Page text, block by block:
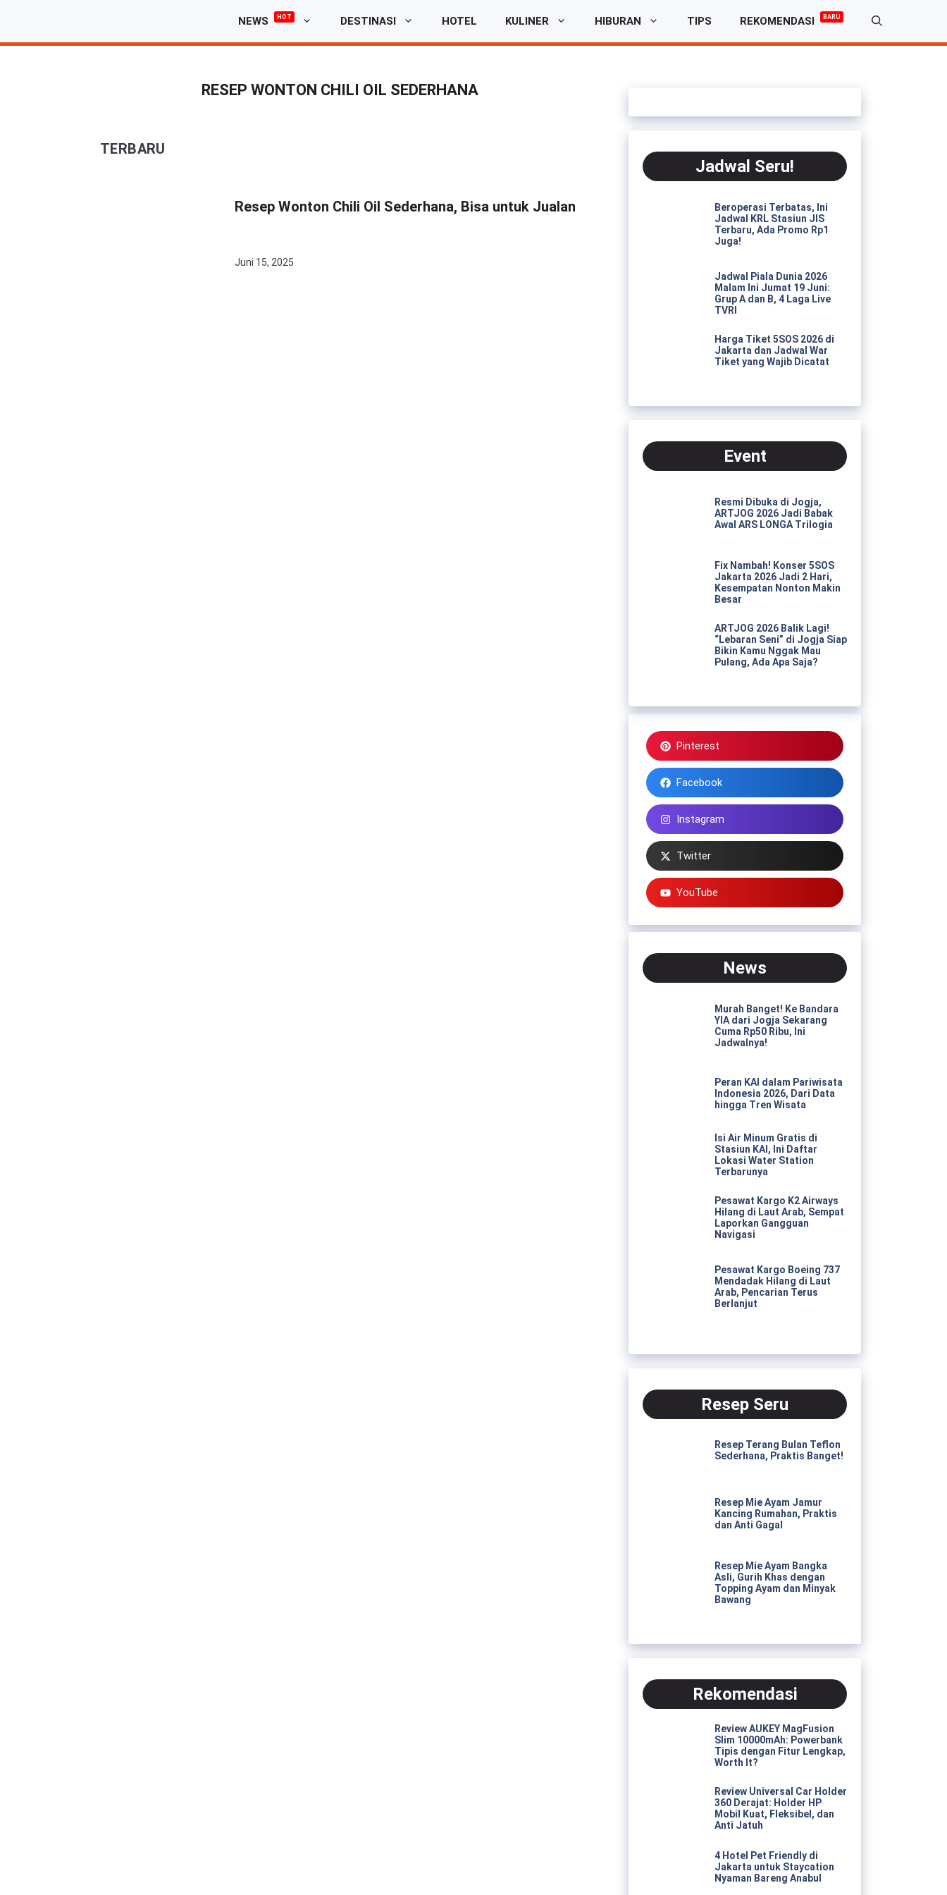
isi
NEWS HOT DESTINASI HOTEL KULINER HIBURAN TIPS REKOMENDASI BARU
RESEP WONTON CHILI OIL SEDERHANA
TERBARU
Resep Wonton Chili Oil Sederhana, Bisa untuk Jualan
Juni 15, 2025
Jadwal Seru!
Beroperasi Terbatas, Ini
Jadwal KRL Stasiun JIS
Terbaru, Ada Promo Rp1
Juga!
Jadwal Piala Dunia 2026
Malam Ini Jumat 19 Juni:
Grup A dan B, 4 Laga Live
TVRI
Harga Tiket 5SOS 2026 di
Jakarta dan Jadwal War
Tiket yang Wajib Dicatat
Event
Resmi Dibuka di Jogja,
ARTJOG 2026 Jadi Babak
Awal ARS LONGA Trilogia
Fix Nambah! Konser 5SOS
Jakarta 2026 Jadi 2 Hari,
Kesempatan Nonton Makin
Besar
ARTJOG 2026 Balik Lagi!
“Lebaran Seni” di Jogja Siap
Bikin Kamu Nggak Mau
Pulang, Ada Apa Saja?
Pinterest
Facebook
Instagram
Twitter
YouTube
News
Murah Banget! Ke Bandara
YIA dari Jogja Sekarang
Cuma Rp50 Ribu, Ini
Jadwalnya!
Peran KAI dalam Pariwisata
Indonesia 2026, Dari Data
hingga Tren Wisata
Isi Air Minum Gratis di
Stasiun KAI, Ini Daftar
Lokasi Water Station
Terbarunya
Pesawat Kargo K2 Airways
Hilang di Laut Arab, Sempat
Laporkan Gangguan
Navigasi
Pesawat Kargo Boeing 737
Mendadak Hilang di Laut
Arab, Pencarian Terus
Berlanjut
Resep Seru
Resep Terang Bulan Teflon
Sederhana, Praktis Banget!
Resep Mie Ayam Jamur
Kancing Rumahan, Praktis
dan Anti Gagal
Resep Mie Ayam Bangka
Asli, Gurih Khas dengan
Topping Ayam dan Minyak
Bawang
Rekomendasi
Review AUKEY MagFusion
Slim 10000mAh: Powerbank
Tipis dengan Fitur Lengkap,
Worth It?
Review Universal Car Holder
360 Derajat: Holder HP
Mobil Kuat, Fleksibel, dan
Anti Jatuh
4 Hotel Pet Friendly di
Jakarta untuk Staycation
Nyaman Bareng Anabul